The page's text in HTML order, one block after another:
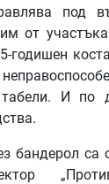
под
от
годишен
табели. И по
бандерол са